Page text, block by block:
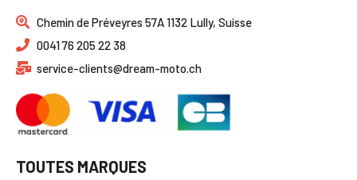
Chemin de Préveyres 57A 1132 Lully, Suisse
0041 76 205 22 38
service-clients@dream-moto.ch
TOUTES MARQUES